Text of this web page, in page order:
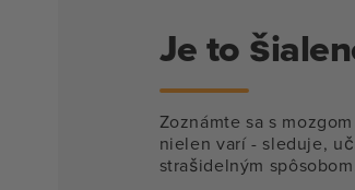
Je to
Zoznámte sa s
nielen varí - sleduje,
strašidelným